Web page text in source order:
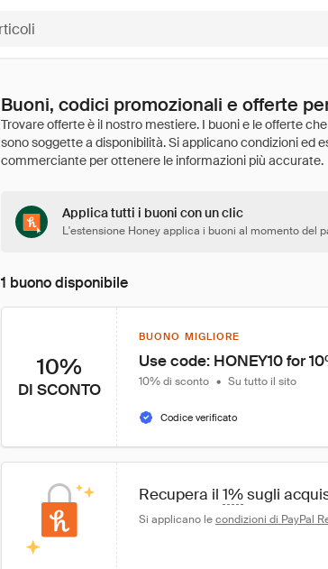
Buoni, codici promozionali e offerte
Applica tutti i buoni con un clic
L'estensione Honey applica i buoni al momento del
1 buono disponibile
10%
DI SCONTO
BUONO MIGLIORE
Use code: HONEY10 for
10% di sconto • Su tutto il sito
Codice verificato
Recupera il 1% sugli
Si applicano le condizioni di PayPal